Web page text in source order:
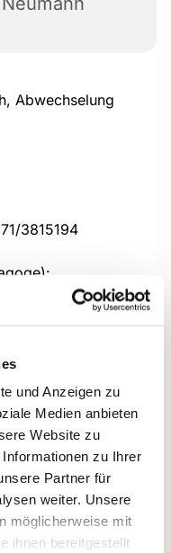
und Anzeigen zu
Medien anbieten
Website zu
zu Ihrer
Partner für
weiter. Unsere
möglicherweise mit
ihnen bereitgestellt
Abwechselung
3815194